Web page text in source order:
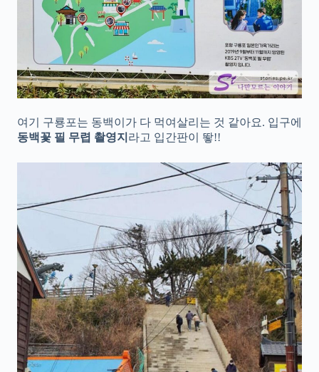
여기 구룡포는 동백이가 다 먹여살리는 것 같아요. 입구에
동백꽃 필 무렵 촬영지 라고 입간판이 뙇!!